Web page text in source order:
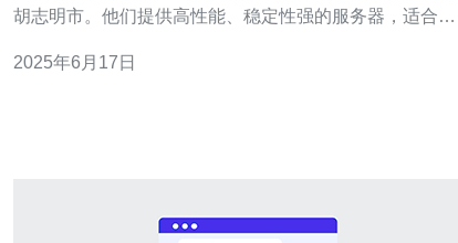
胡志明市。他们提供高性能、稳定性强的服务器，适合个
提供商，胡志明VPS的价格更加实惠，能够满足用户的需
2025年6月17日